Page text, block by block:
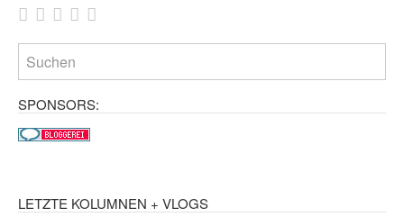
SPONSORS:
LETZTE KOLUMNEN + VLOGS